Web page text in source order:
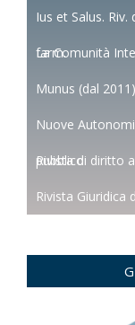
Ius et Salus.
farm.
La Comunità
Munus (dal 2011)
Nuove
pubblico
Rivista di diritto
Rivista Giuridica